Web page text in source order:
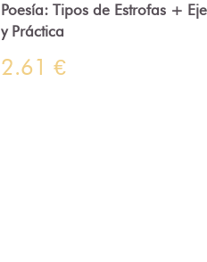
Poesía: Tipos de Estrofas +
y Práctica
2.61 €